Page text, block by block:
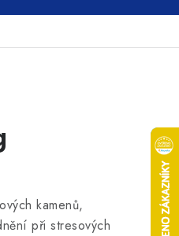
kamenů,
při stresových